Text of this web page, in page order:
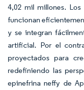
4,02 mil millones.
funcionan
y se integran
artificial. Por el
proyectados para
redefiniendo las
epinefrina neffy de